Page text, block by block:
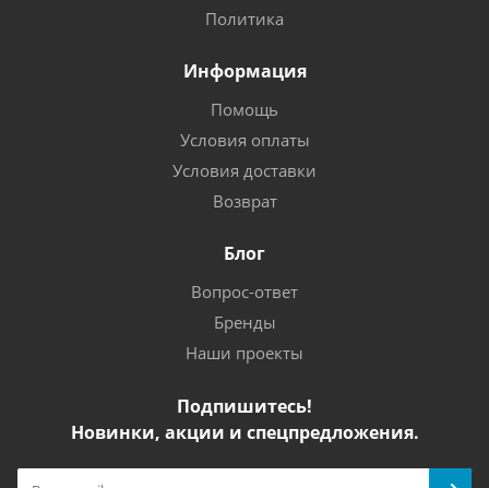
Политика
Информация
Помощь
Условия оплаты
Условия доставки
Возврат
Блог
Вопрос-ответ
Бренды
Наши проекты
Подпишитесь!
Новинки, акции и спецпредложения.